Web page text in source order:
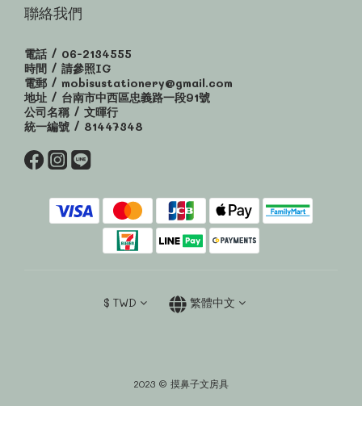
聯絡我們
電話 / 06-2134555
時間 / 請參照IG
電郵 / mobisustationery@gmail.com
地址 / 台南市中西區忠義路一段91號
公司名稱 / 文暉行
統一編號 / 81447348
$ TWD 繁體中文
2023 © 摸鼻子文房具